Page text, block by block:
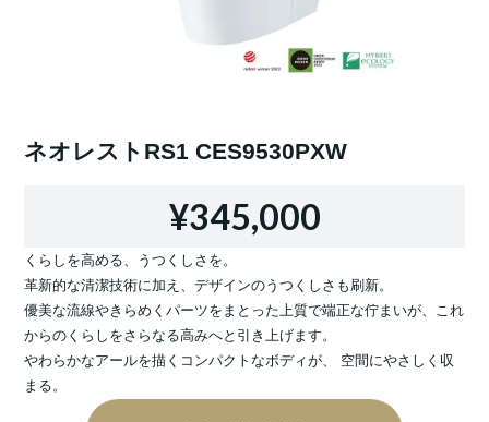
ネオレストRS1 CES9530PXW
¥345,000
くらしを高める、うつくしさを。
革新的な清潔技術に加え、デザインのうつくしさも刷新。
優美な流線やきらめくパーツをまとった上質で端正な佇まいが、これ
からのくらしをさらなる高みへと引き上げます。
やわらかなアールを描くコンパクトなボディが、 空間にやさしく収
まる。